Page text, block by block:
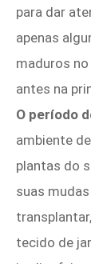
para dar
apenas
maduros
antes na
O período
ambiente
plantas do
suas
tecido de